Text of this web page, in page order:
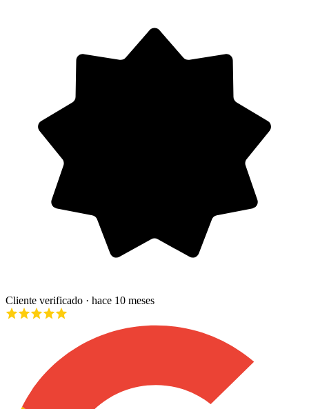
Cliente verificado · hace 10 meses